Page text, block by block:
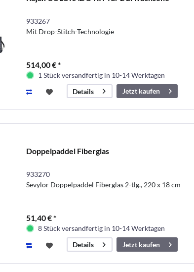
933267
Mit Drop-Stitch-Technologie
514,00 € *
1 Stück versandfertig in 10-14 Werktagen
Details
Jetzt kaufen
Doppelpaddel Fiberglas
933270
Sevylor Doppelpaddel Fiberglas 2-tlg., 220 x 18 cm
51,40 € *
8 Stück versandfertig in 10-14 Werktagen
Details
Jetzt kaufen